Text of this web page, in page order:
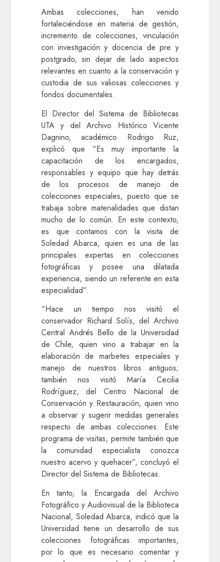
Ambas colecciones, han venido
fortaleciéndose en materia de gestión,
incremento de colecciones, vinculación
con investigación y docencia de pre y
postgrado, sin dejar de lado aspectos
relevantes en cuanto a la conservación y
custodia de sus valiosas colecciones y
fondos documentales.
El Director del Sistema de Bibliotecas
UTA y del Archivo Histórico Vicente
Dagnino, académico Rodrigo Ruz,
explicó que “Es muy importante la
capacitación de los encargados,
responsables y equipo que hay detrás
de los procesos de manejo de
colecciones especiales, puesto que se
trabaja sobre materialidades que distan
mucho de lo común. En este contexto,
es que contamos con la visita de
Soledad Abarca, quien es una de las
principales expertas en colecciones
fotográficas y posee una dilatada
experiencia, siendo un referente en esta
especialidad”.
“Hace un tiempo nos visitó el
conservador Richard Solís, del Archivo
Central Andrés Bello de la Universidad
de Chile, quien vino a trabajar en la
elaboración de marbetes especiales y
manejo de nuestros libros antiguos;
también nos visitó María Cecilia
Rodríguez, del Centro Nacional de
Conservación y Restauración, quien vino
a observar y sugerir medidas generales
respecto de ambas colecciones. Este
programa de visitas, permite también que
la comunidad especialista conozca
nuestro acervo y quehacer”, concluyó el
Director del Sistema de Bibliotecas.
En tanto, la Encargada del Archivo
Fotográfico y Audiovisual de la Biblioteca
Nacional, Soledad Abarca, indicó que la
Universidad tiene un desarrollo de sus
colecciones fotográficas importantes,
por lo que es necesario comentar y